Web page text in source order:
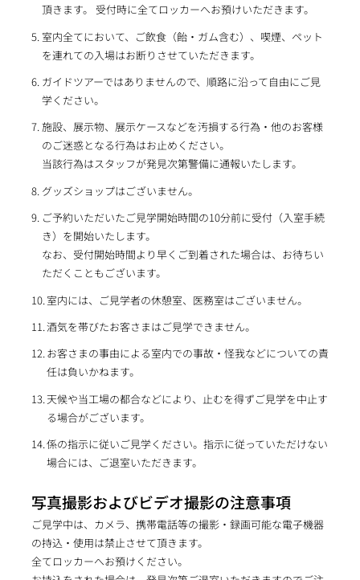
頂きます。 受付時に全てロッカーへお預けいただきます。
室内全てにおいて、ご飲食（飴・ガム含む）、喫煙、ペット
を連れての入場はお断りさせていただきます。
ガイドツアーではありませんので、順路に沿って自由にご見
学ください。
施設、展示物、展示ケースなどを汚損する行為・他のお客様
のご迷惑となる行為はお止めください。
当該行為はスタッフが発見次第警備に通報いたします。
グッズショップはございません。
ご予約いただいたご見学開始時間の10分前に受付（入室手続
き）を開始いたします。
なお、受付開始時間より早くご到着された場合は、お待ちい
ただくこともございます。
室内には、ご見学者の休憩室、医務室はございません。
酒気を帯びたお客さまはご見学できません。
お客さまの事由による室内での事故・怪我などについての責
任は負いかねます。
天候や当工場の都合などにより、止むを得ずご見学を中止す
る場合がございます。
係の指示に従いご見学ください。指示に従っていただけない
場合には、ご退室いただきます。
写真撮影およびビデオ撮影の注意事項
ご見学中は、カメラ、携帯電話等の撮影・録画可能な電子機器
の持込・使用は禁止させて頂きます。
全てロッカーへお預けください。